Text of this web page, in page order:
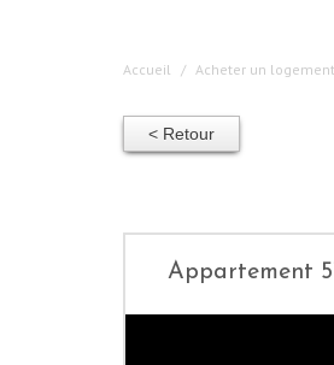
Accueil Acheter un
< Retour
Appartement